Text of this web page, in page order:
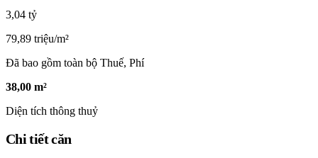
3,04 tỷ
79,89 triệu/m²
Đã bao gồm toàn bộ Thuế, Phí
38,00 m²
Diện tích thông thuỷ
Chi tiết căn